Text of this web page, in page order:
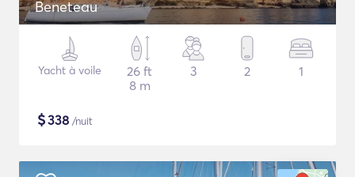
Beneteau
Yacht à voile
26 ft
8 m
3 2 1
$338 /nuit